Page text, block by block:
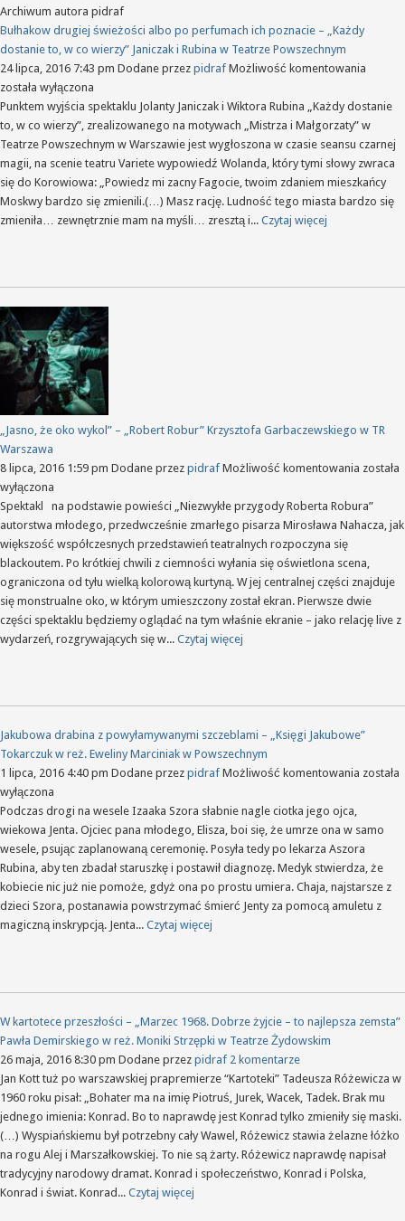
Archiwum autora pidraf
Bułhakow drugiej świeżości albo po perfumach ich poznacie – „Każdy
dostanie to, w co wierzy” Janiczak i Rubina w Teatrze Powszechnym
24 lipca, 2016 7:43 pm Dodane przez pidraf Możliwość komentowania
albo
po
ich
Teatrze
została wyłączona
Punktem wyjścia spektaklu Jolanty Janiczak i Wiktora Rubina „Każdy dostanie
to, w co wierzy”, zrealizowanego na motywach „Mistrza i Małgorzaty” w
Teatrze Powszechnym w Warszawie jest wygłoszona w czasie seansu czarnej
magii, na scenie teatru Variete wypowiedź Wolanda, który tymi słowy zwraca
się do Korowiowa: „Powiedz mi zacny Fagocie, twoim zdaniem mieszkańcy
Moskwy bardzo się zmienili.(…) Masz rację. Ludność tego miasta bardzo się
zmieniła… zewnętrznie mam na myśli… zresztą i... Czytaj więcej
„Jasno, że oko wykol” – „Robert Robur” Krzysztofa Garbaczewskiego w TR
Warszawa
8 lipca, 2016 1:59 pm Dodane przez pidraf Możliwość komentowania „Jasno,
oko
wykol”
„Robert
Robur”
została
wyłączona
Spektakl na podstawie powieści „Niezwykłe przygody Roberta Robura”
autorstwa młodego, przedwcześnie zmarłego pisarza Mirosława Nahacza, jak
większość współczesnych przedstawień teatralnych rozpoczyna się
blackoutem. Po krótkiej chwili z ciemności wyłania się oświetlona scena,
ograniczona od tyłu wielką kolorową kurtyną. W jej centralnej części znajduje
się monstrualne oko, w którym umieszczony został ekran. Pierwsze dwie
części spektaklu będziemy oglądać na tym właśnie ekranie – jako relację live z
wydarzeń, rozgrywających się w... Czytaj więcej
Jakubowa drabina z powyłamywanymi szczeblami – „Księgi Jakubowe”
Tokarczuk w reż. Eweliny Marciniak w Powszechnym
1 lipca, 2016 4:40 pm Dodane przez pidraf Możliwość komentowania
–
„Księgi
w
została
wyłączona
Podczas drogi na wesele Izaaka Szora słabnie nagle ciotka jego ojca,
wiekowa Jenta. Ojciec pana młodego, Elisza, boi się, że umrze ona w samo
wesele, psując zaplanowaną ceremonię. Posyła tedy po lekarza Aszora
Rubina, aby ten zbadał staruszkę i postawił diagnozę. Medyk stwierdza, że
kobiecie nic już nie pomoże, gdyż ona po prostu umiera. Chaja, najstarsze z
dzieci Szora, postanawia powstrzymać śmierć Jenty za pomocą amuletu z
magiczną inskrypcją. Jenta... Czytaj więcej
W kartotece przeszłości – „Marzec 1968. Dobrze żyjcie – to najlepsza zemsta”
Pawła Demirskiego w reż. Moniki Strzępki w Teatrze Żydowskim
26 maja, 2016 8:30 pm Dodane przez pidraf 2 komentarze
Jan Kott tuż po warszawskiej prapremierze “Kartoteki” Tadeusza Różewicza w
1960 roku pisał: „Bohater ma na imię Piotruś, Jurek, Wacek, Tadek. Brak mu
jednego imienia: Konrad. Bo to naprawdę jest Konrad tylko zmieniły się maski.
(…) Wyspiańskiemu był potrzebny cały Wawel, Różewicz stawia żelazne łóżko
na rogu Alej i Marszałkowskiej. To nie są żarty. Różewicz naprawdę napisał
tradycyjny narodowy dramat. Konrad i społeczeństwo, Konrad i Polska,
Konrad i świat. Konrad... Czytaj więcej